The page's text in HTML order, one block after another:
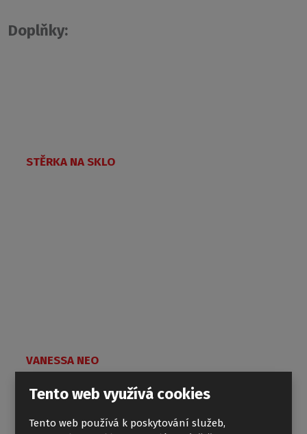
Doplňky:
STĚRKA NA SKLO
VANESSA NEO
Tento web využívá cookies
Tento web používá k poskytování služeb,